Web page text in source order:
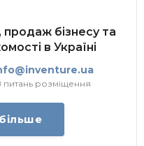
продаж бізнесу та
в Україні
питань розміщення